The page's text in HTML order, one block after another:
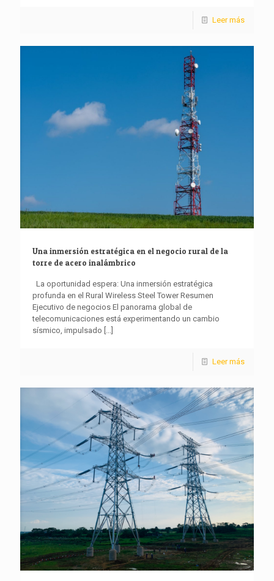
Leer más
Una inmersión estratégica en el negocio rural de la
torre de acero inalámbrico
La oportunidad espera: Una inmersión estratégica
profunda en el Rural Wireless Steel Tower Resumen
Ejecutivo de negocios El panorama global de
telecomunicaciones está experimentando un cambio
sísmico, impulsado [...]
Leer más